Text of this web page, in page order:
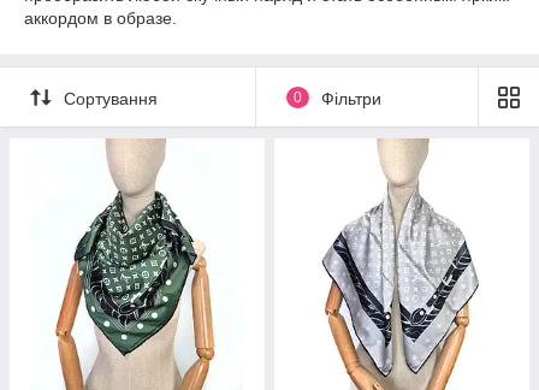
аккордом в образе.
Сортування 0 Фільтри